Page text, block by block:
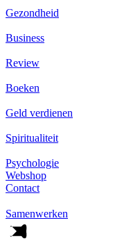
Gezondheid
Business
Review
Boeken
Geld verdienen
Spiritualiteit
Psychologie
Webshop
Contact
Samenwerken